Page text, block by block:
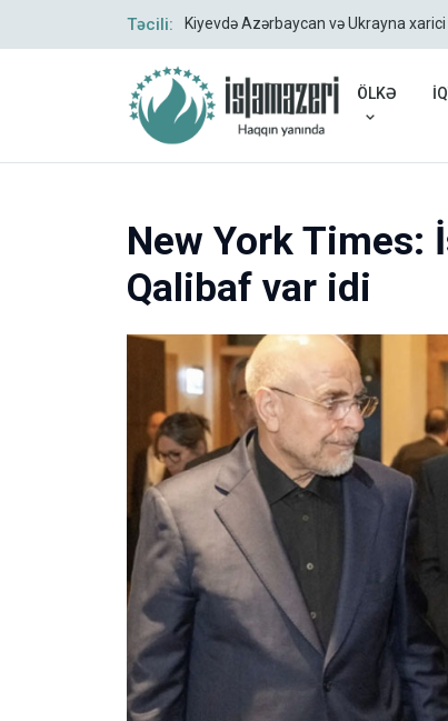
Təcili: Kiyevdə Azərbaycan və Ukrayna
ÖLKƏ
New York Times:
Qalibaf var idi